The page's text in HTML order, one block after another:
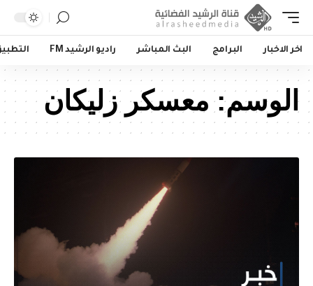
اخر الاخبار البرامج البث المباشر راديو الرشيد FM
الوسم:معسكر زليكان